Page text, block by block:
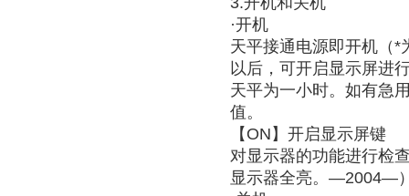
·开机
天平接通电源即开机（*
以后，可开启显示屏进
天平为一小时。如有急
值。
【ON】开启显示屏键
对显示器的功能进行检
显示器全亮。—2004—